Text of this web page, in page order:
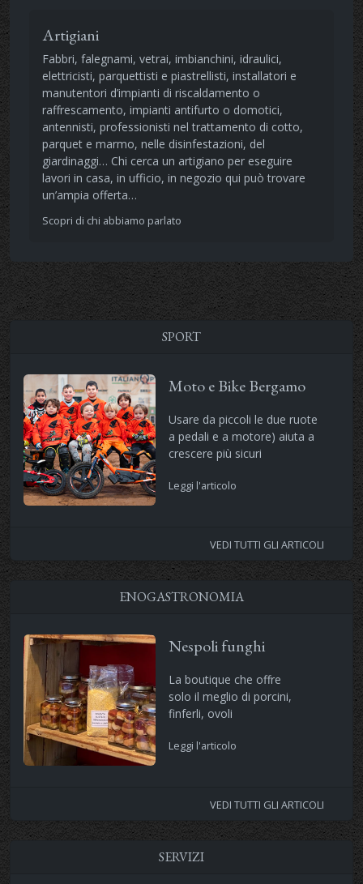
Artigiani
Fabbri, falegnami, vetrai, imbianchini, idraulici,
elettricisti, parquettisti e piastrellisti, installatori e
manutentori d’impianti di riscaldamento o
raffrescamento, impianti antifurto o domotici,
antennisti, professionisti nel trattamento di cotto,
parquet e marmo, nelle disinfestazioni, del
giardinaggi… Chi cerca un artigiano per eseguire
lavori in casa, in ufficio, in negozio qui può trovare
un’ampia offerta…
Scopri di chi abbiamo parlato
SPORT
Moto e Bike Bergamo
Usare da piccoli le due ruote
a pedali e a motore) aiuta a
crescere più sicuri
Leggi l'articolo
VEDI TUTTI GLI ARTICOLI
ENOGASTRONOMIA
Nespoli funghi
La boutique che offre
solo il meglio di porcini,
finferli, ovoli
Leggi l'articolo
VEDI TUTTI GLI ARTICOLI
SERVIZI